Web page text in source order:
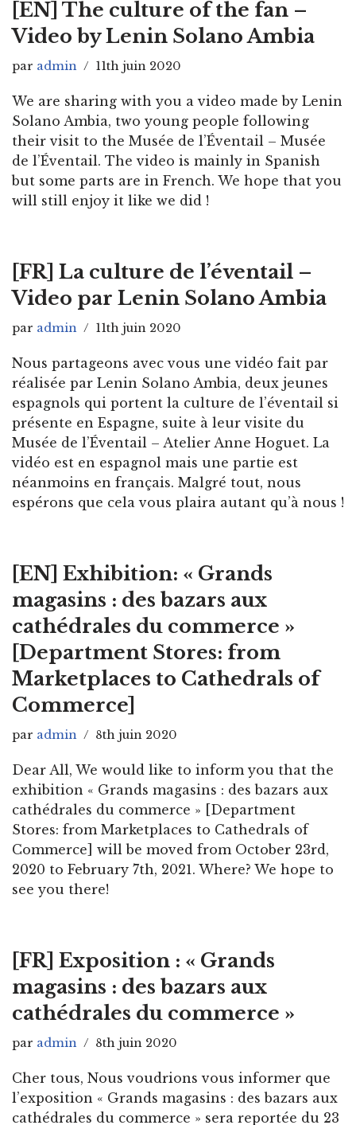
[EN] The culture of the fan –
Video by Lenin Solano Ambia
par admin 11th juin 2020
We are sharing with you a video made by Lenin
Solano Ambia, two young people following
their visit to the Musée de l’Éventail – Musée
de l’Éventail. The video is mainly in Spanish
but some parts are in French. We hope that you
will still enjoy it like we did !
[FR] La culture de l’éventail –
Video par Lenin Solano Ambia
par admin 11th juin 2020
Nous partageons avec vous une vidéo fait par
réalisée par Lenin Solano Ambia, deux jeunes
espagnols qui portent la culture de l’éventail si
présente en Espagne, suite à leur visite du
Musée de l’Éventail – Atelier Anne Hoguet. La
vidéo est en espagnol mais une partie est
néanmoins en français. Malgré tout, nous
espérons que cela vous plaira autant qu’à nous !
[EN] Exhibition: « Grands
magasins : des bazars aux
cathédrales du commerce »
[Department Stores: from
Marketplaces to Cathedrals of
Commerce]
par admin 8th juin 2020
Dear All, We would like to inform you that the
exhibition « Grands magasins : des bazars aux
cathédrales du commerce » [Department
Stores: from Marketplaces to Cathedrals of
Commerce] will be moved from October 23rd,
2020 to February 7th, 2021. Where? We hope to
see you there!
[FR] Exposition : « Grands
magasins : des bazars aux
cathédrales du commerce »
par admin 8th juin 2020
Cher tous, Nous voudrions vous informer que
l’exposition « Grands magasins : des bazars aux
cathédrales du commerce » sera reportée du 23